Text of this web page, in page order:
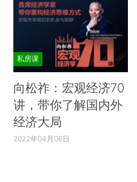
私房课
向松祚：宏观经济70
讲，带你了解国内外
经济大局
2022年04月06日